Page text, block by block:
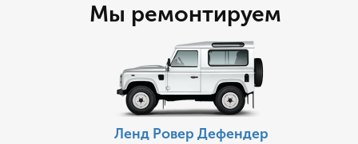
Мы ремонтируем
Ленд Ровер Дефендер